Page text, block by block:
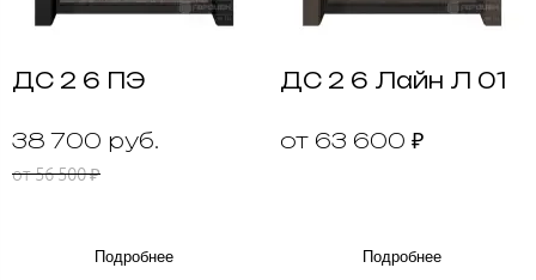
ДС 2 6 ПЭ
38 700 руб.
от 56 500 ₽
Подробнее
ДС 2 6 Лайн Л 01
от 63 600 ₽
Подробнее